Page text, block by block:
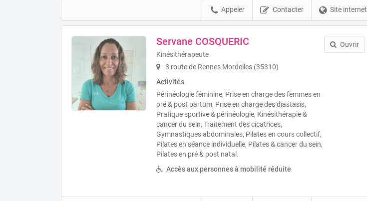
Site internet
Contacter
Appeler
Servane COSQUERIC
Kinésithérapeute
3 route de Rennes Mordelles (35310)
Activités
Périnéologie féminine, Prise en charge des femmes en
pré & post partum, Prise en charge des diastasis,
Pratique sportive & périnéologie, Kinésithérapie &
cancer du sein, Traitement des cicatrices,
Gymnastiques abdominales, Pilates en cours collectif,
Pilates en séance individuelle, Pilates & cancer du sein,
Pilates en pré & post natal.
Accès aux personnes à mobilité réduite
Ouvrir